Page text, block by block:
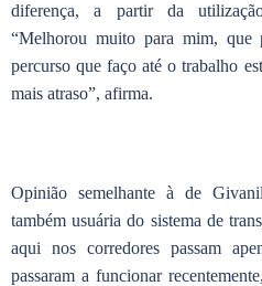
diferença, a partir da
“Melhorou muito para mim, que
percurso que faço até o trabalho
mais atraso”, afirma.
Opinião semelhante à de
também usuária do sistema de
aqui nos corredores passam
passaram a funcionar